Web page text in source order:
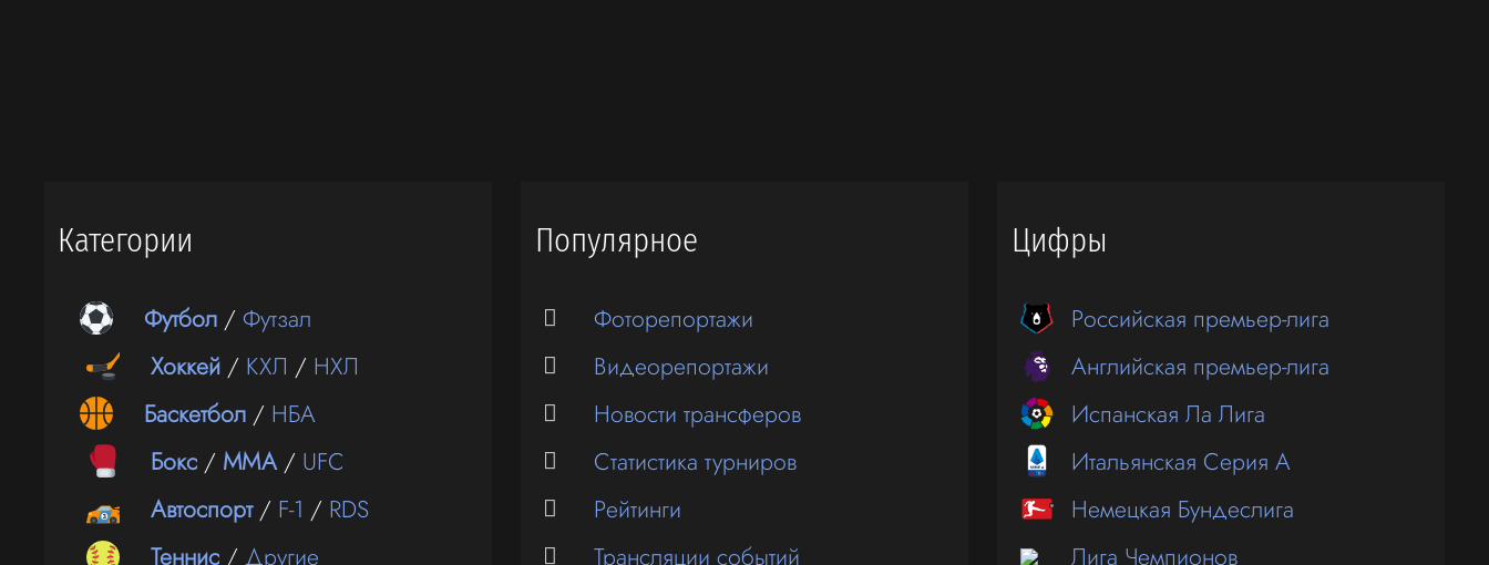
Категории
Футбол /Футзал
Хоккей / КХЛ / НХЛ
Баскетбол / НБА
Бокс / ММА/ UFC
Автоспорт/ F-1 / RDS
Теннис /Другие
Популярное
Фоторепортажи
Видеорепортажи
Новости трансферов
Статистика турниров
Рейтинги
Трансляции событий
Цифры
Российская премьер-лига
Английская премьер-лига
Испанская Ла Лига
Итальянская Серия А
Немецкая Бундеслига
Лига Чемпионов